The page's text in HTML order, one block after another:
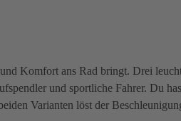
Komfort ans Rad bringt. Drei
und sportliche Fahrer. Du
Varianten löst der